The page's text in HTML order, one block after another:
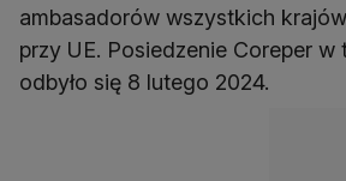
ambasadorów wszystkich
przy UE. Posiedzenie Coreper w
odbyło się 8 lutego 2024.